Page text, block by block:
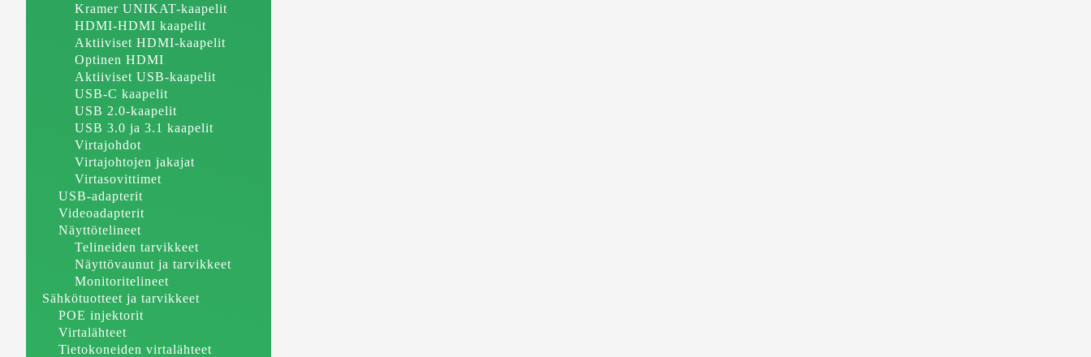
Kramer UNIKAT-kaapelit
HDMI-HDMI kaapelit
Aktiiviset HDMI-kaapelit
Optinen HDMI
Aktiiviset USB-kaapelit
USB-C kaapelit
USB 2.0-kaapelit
USB 3.0 ja 3.1 kaapelit
Virtajohdot
Virtajohtojen jakajat
Virtasovittimet
USB-adapterit
Videoadapterit
Näyttötelineet
Telineiden tarvikkeet
Näyttövaunut ja tarvikkeet
Monitoritelineet
Sähkötuotteet ja tarvikkeet
POE injektorit
Virtalähteet
Tietokoneiden virtalähteet